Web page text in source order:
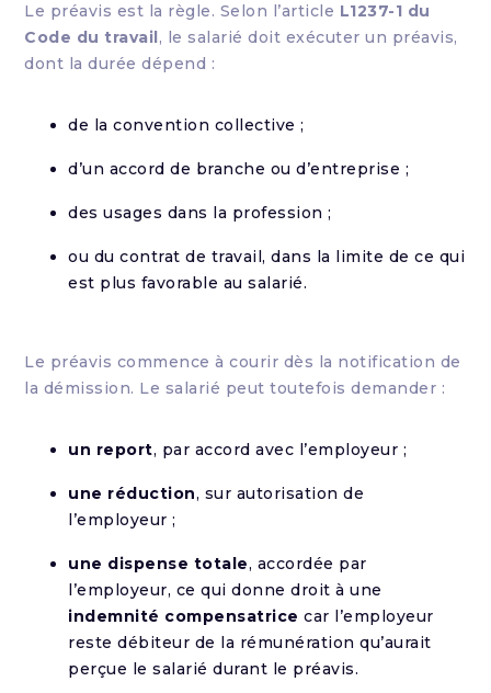
Le préavis est la règle. Selon l’article L1237-1 du
Code du travail, le salarié doit exécuter un préavis,
dont la durée dépend :
de la convention collective ;
d’un accord de branche ou d’entreprise ;
des usages dans la profession ;
ou du contrat de travail, dans la limite de ce qui
est plus favorable au salarié.
Le préavis commence à courir dès la notification de
la démission. Le salarié peut toutefois demander :
un report, par accord avec l’employeur ;
une réduction, sur autorisation de
l’employeur ;
une dispense totale, accordée par
l’employeur, ce qui donne droit à une
indemnité compensatrice car l’employeur
reste débiteur de la rémunération qu’aurait
perçue le salarié durant le préavis.